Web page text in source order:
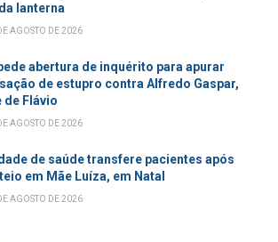
lanterna
AGOSTO DE 2026
abertura de inquérito para apurar
de estupro contra Alfredo Gaspar,
de Flávio
AGOSTO DE 2026
de saúde transfere pacientes após
em Mãe Luíza, em Natal
AGOSTO DE 2026